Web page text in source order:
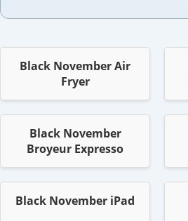
Black November Air
Fryer
Black November
Broyeur Expresso
Black November iPad